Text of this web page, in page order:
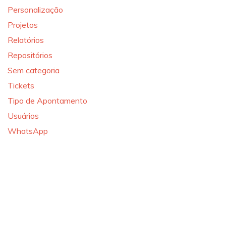
Personalização
Projetos
Relatórios
Repositórios
Sem categoria
Tickets
Tipo de Apontamento
Usuários
WhatsApp